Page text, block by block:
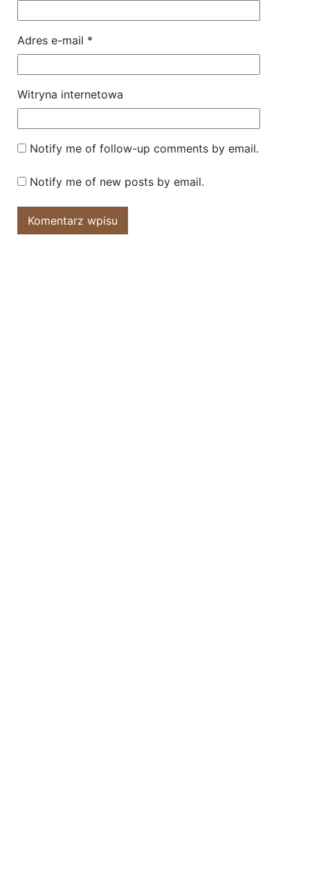
Adres e-mail *
Witryna internetowa
Notify me of follow-up comments by email.
Notify me of new posts by email.